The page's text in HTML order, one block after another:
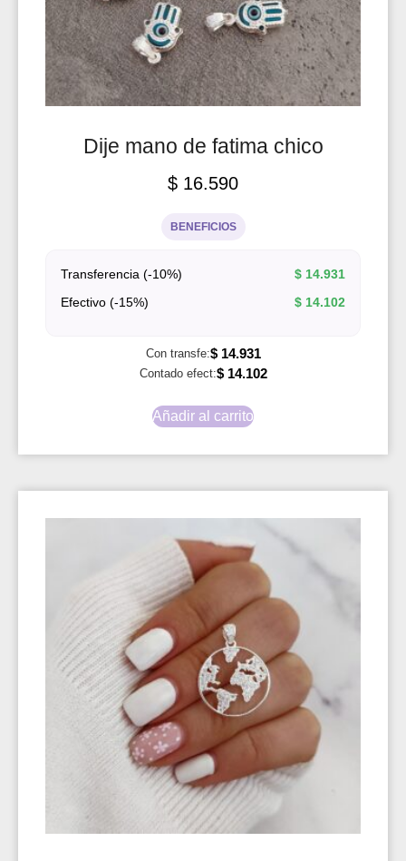
Dije mano de fatima chico
$ 16.590
BENEFICIOS
Transferencia (-10%) $ 14.931
Efectivo (-15%)
$ 14.102
Con transfe:$14.931
Contado efect:$14.102
Añadir al carrito